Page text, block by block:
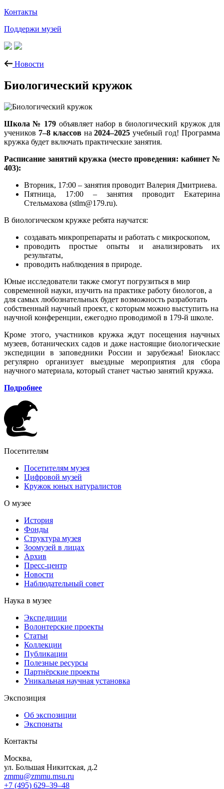
Контакты
Поддержи музей
Новости
Биологический кружок
Школа № 179 объявляет набор в биологический кружок для
учеников 7–8 классовна2024–2025 учебный год! Программа
кружка будет включать практические занятия.
Расписание занятий кружка (место проведения: кабинет №
403):
Вторник, 17:00 – занятия проводит Валерия Дмитриева.
Пятница, 17:00 – занятия проводит Екатерина
Стельмахова (stlm@179.ru).
В биологическом кружке ребята научатся:
создавать микропрепараты и работать с микроскопом,
проводить простые опыты и анализировать их
результаты,
проводить наблюдения в природе.
Юные исследователи также смогут погрузиться в мир
современной науки, изучить на практике работу биологов, а
для самых любознательных будет возможность разработать
собственный научный проект, с которым можно выступить на
научной конференции, ежегодно проводимой в 179-й школе.
Кроме этого, участников кружка ждут посещения научных
музеев, ботанических садов и даже настоящие биологические
экспедиции в заповедники России и зарубежья! Биокласс
регулярно организует выездные мероприятия для сбора
научного материала, который станет частью занятий кружка.
Подробнее
Посетителям
Посетителям музея
Цифровой музей
Кружок юных натуралистов
О музее
История
Фонды
Структура музея
Зоомузей в лицах
Архив
Пресс-центр
Новости
Наблюдательный совет
Наука в музее
Экспедиции
Волонтерские проекты
Статьи
Коллекции
Публикации
Полезные ресурсы
Партнёрские проекты
Уникальная научная установка
Экспозиция
Об экспозиции
Экспонаты
Контакты
Москва,
ул. Большая Никитская, д.2
zmmu@zmmu.msu.ru
+7 (495) 629–39–48